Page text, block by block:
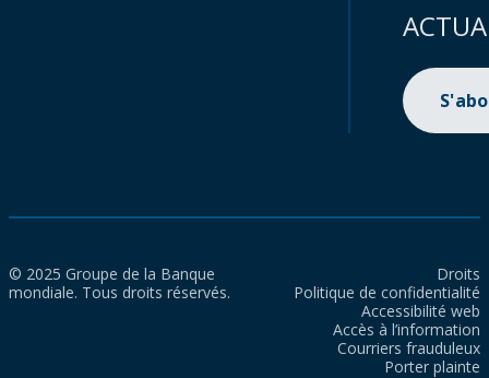
© 2025 Groupe de la Banque
mondiale. Tous droits réservés.
Droits
Politique de confidentialité
Accessibilité web
Accès à l’information
Courriers frauduleux
Porter plainte